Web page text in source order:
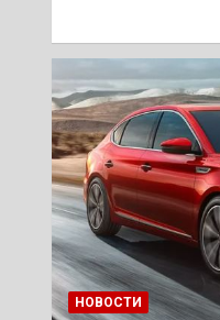
НОВОСТИ